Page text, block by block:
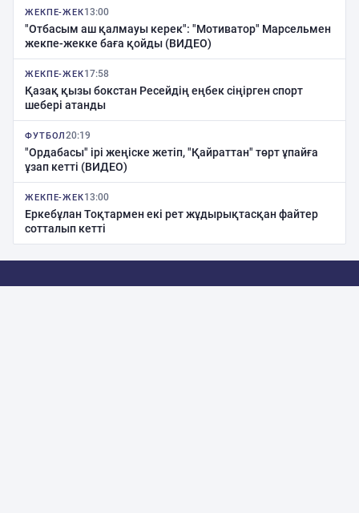
ЖЕКПЕ-ЖЕК13:00
"Отбасым аш қалмауы керек": "Мотиватор" Марсельмен
жекпе-жекке баға қойды (ВИДЕО)
ЖЕКПЕ-ЖЕК17:58
Қазақ қызы бокстан Ресейдің еңбек сіңірген спорт
шебері атанды
ФУТБОЛ20:19
"Ордабасы" ірі жеңіске жетіп, "Қайраттан" төрт ұпайға
ұзап кетті (ВИДЕО)
ЖЕКПЕ-ЖЕК13:00
Еркебұлан Тоқтармен екі рет жұдырықтасқан файтер
сотталып кетті